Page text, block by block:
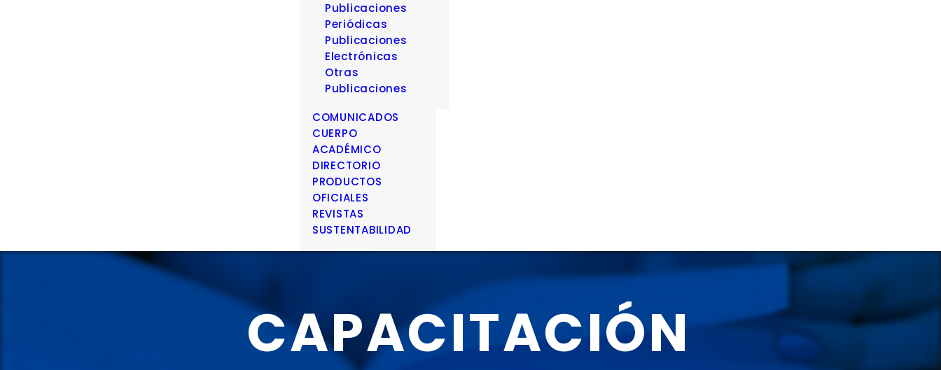
Publicaciones
Periódicas
Publicaciones
Electrónicas
Otras
Publicaciones
COMUNICADOS
CUERPO
ACADÉMICO
DIRECTORIO
PRODUCTOS
OFICIALES
REVISTAS
SUSTENTABILIDAD
CAPACITACIÓN